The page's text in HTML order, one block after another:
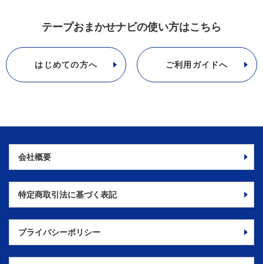
テープおまかせナビの使い方はこちら
はじめての方へ ご利用ガイドへ
会社概要
特定商取引法に基づく表記
プライバシーポリシー